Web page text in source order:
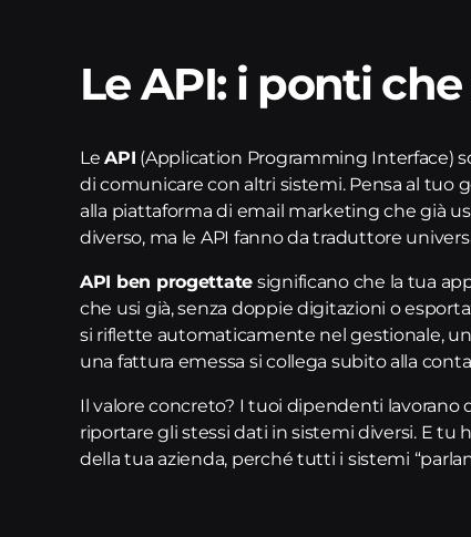
Le API: i ponti
LeAPI (Application Programming Interface)
di comunicare con altri sistemi. Pensa al tuo
alla piattaforma di email marketing che già
diverso, ma le API fanno da traduttore
API ben progettate significano che la tua
che usi già, senza doppie digitazioni o
si riflette automaticamente nel gestionale,
una fattura emessa si collega subito alla
Il valore concreto? I tuoi dipendenti
riportare gli stessi dati in sistemi diversi. E
della tua azienda, perché tutti i sistemi